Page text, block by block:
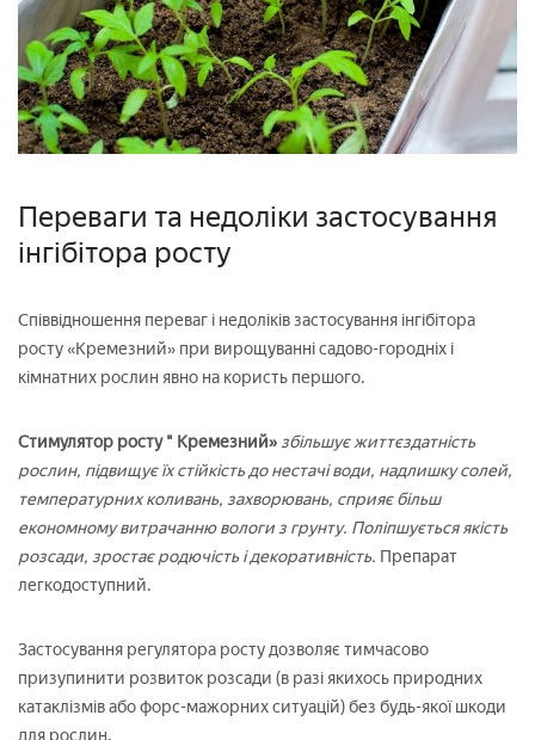
Переваги та недоліки застосування
інгібітора росту
Співвідношення переваг і недоліків застосування інгібітора
росту «Кремезний» при вирощуванні садово-городніх і
кімнатних рослин явно на користь першого.
Стимулятор росту " Кремезний»збільшує життєздатність
рослин, підвищує їх стійкість до нестачі води, надлишку солей,
температурних коливань, захворювань, сприяє більш
економному витрачанню вологи з грунту. Поліпшується якість
розсади, зростає родючість і декоративність. Препарат
легкодоступний.
Застосування регулятора росту дозволяє тимчасово
призупинити розвиток розсади (в разі якихось природних
катаклізмів або форс-мажорних ситуацій) без будь-якої шкоди
для рослин.